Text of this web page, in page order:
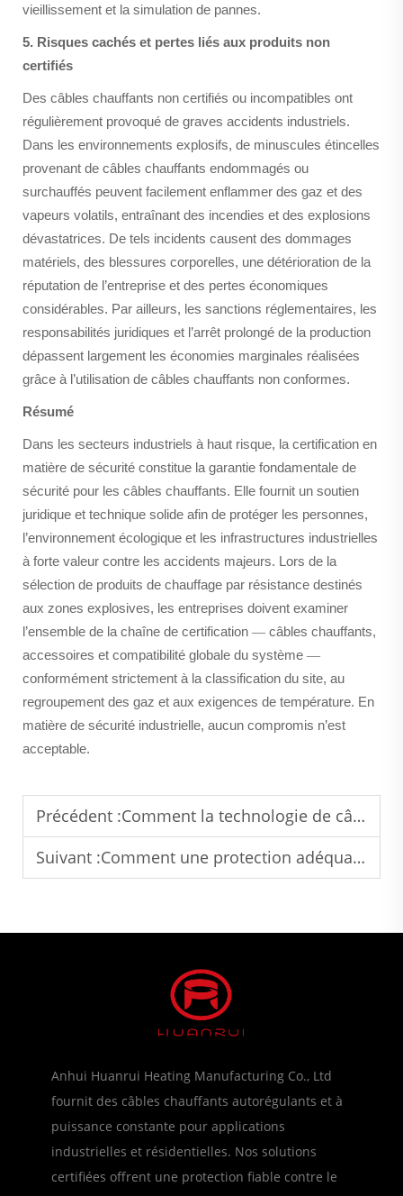
vieillissement et la simulation de pannes.
5. Risques cachés et pertes liés aux produits non
certifiés
Des câbles chauffants non certifiés ou incompatibles ont
régulièrement provoqué de graves accidents industriels.
Dans les environnements explosifs, de minuscules étincelles
provenant de câbles chauffants endommagés ou
surchauffés peuvent facilement enflammer des gaz et des
vapeurs volatils, entraînant des incendies et des explosions
dévastatrices. De tels incidents causent des dommages
matériels, des blessures corporelles, une détérioration de la
réputation de l’entreprise et des pertes économiques
considérables. Par ailleurs, les sanctions réglementaires, les
responsabilités juridiques et l’arrêt prolongé de la production
dépassent largement les économies marginales réalisées
grâce à l’utilisation de câbles chauffants non conformes.
Résumé
Dans les secteurs industriels à haut risque, la certification en
matière de sécurité constitue la garantie fondamentale de
sécurité pour les câbles chauffants. Elle fournit un soutien
juridique et technique solide afin de protéger les personnes,
l’environnement écologique et les infrastructures industrielles
à forte valeur contre les accidents majeurs. Lors de la
sélection de produits de chauffage par résistance destinés
aux zones explosives, les entreprises doivent examiner
l’ensemble de la chaîne de certification — câbles chauffants,
accessoires et compatibilité globale du système —
conformément strictement à la classification du site, au
regroupement des gaz et aux exigences de température. En
matière de sécurité industrielle, aucun compromis n’est
acceptable.
Précédent :Comment la technologie de câble chauffant autorégulant réduit-elle la consommation d'énergie dans les applications industrielles
Suivant :Comment une protection adéquate contre le gel des tuyaux prolonge la durée de vie des systèmes de plomberie extérieurs
Anhui Huanrui Heating Manufacturing Co., Ltd
fournit des câbles chauffants autorégulants et à
puissance constante pour applications
industrielles et résidentielles. Nos solutions
certifiées offrent une protection fiable contre le